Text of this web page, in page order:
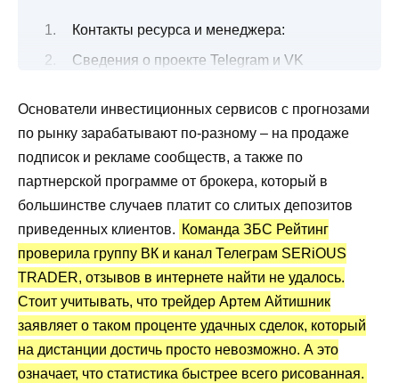
Контакты ресурса и менеджера:
Сведения о проекте Telegram и VK
Все о торговых сигналах от трейдера
Торговые сигналы SERiOUS TRADER:
статистика и отзывы
Основатели инвестиционных сервисов с прогнозами
по рынку зарабатывают по-разному – на продаже
подписок и рекламе сообществ, а также по
партнерской программе от брокера, который в
большинстве случаев платит со слитых депозитов
приведенных клиентов. Команда ЗБС Рейтинг
проверила группу ВК и канал Телеграм SERiOUS
TRADER, отзывов в интернете найти не удалось.
Стоит учитывать, что трейдер Артем Айтишник
заявляет о таком проценте удачных сделок, который
на дистанции достичь просто невозможно. А это
означает, что статистика быстрее всего рисованная.